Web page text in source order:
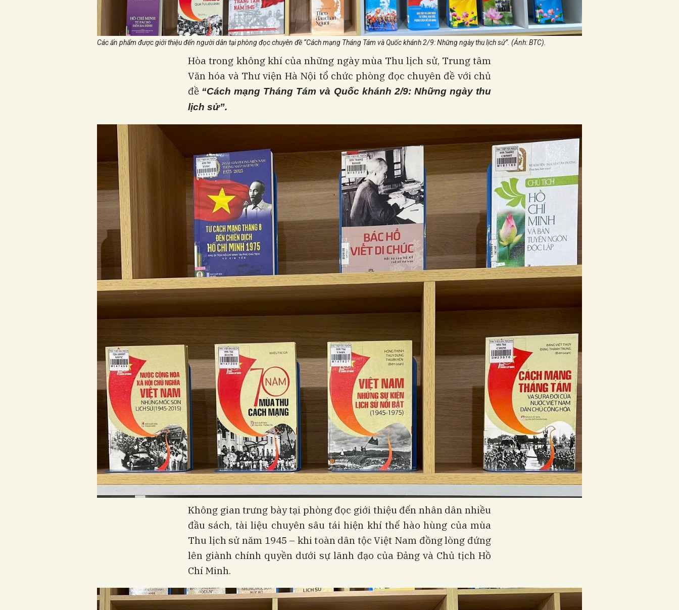
Các ấn phẩm được giới thiệu đến người dân tại phòng đọc chuyên đề “Cách mạng Tháng Tám và Quốc khánh 2/9: Những ngày thu lịch sử”. (Ảnh: BTC).
Hòa trong không khí của những ngày mùa Thu lịch sử, Trung tâm
Văn hóa và Thư viện Hà Nội tổ chức phòng đọc chuyên đề với chủ
đề “Cách mạng Tháng Tám và Quốc khánh 2/9: Những ngày thu
lịch sử”.
Không gian trưng bày tại phòng đọc giới thiệu đến nhân dân nhiều
đầu sách, tài liệu chuyên sâu tái hiện khí thế hào hùng của mùa
Thu lịch sử năm 1945 – khi toàn dân tộc Việt Nam đồng lòng đứng
lên giành chính quyền dưới sự lãnh đạo của Đảng và Chủ tịch Hồ
Chí Minh.